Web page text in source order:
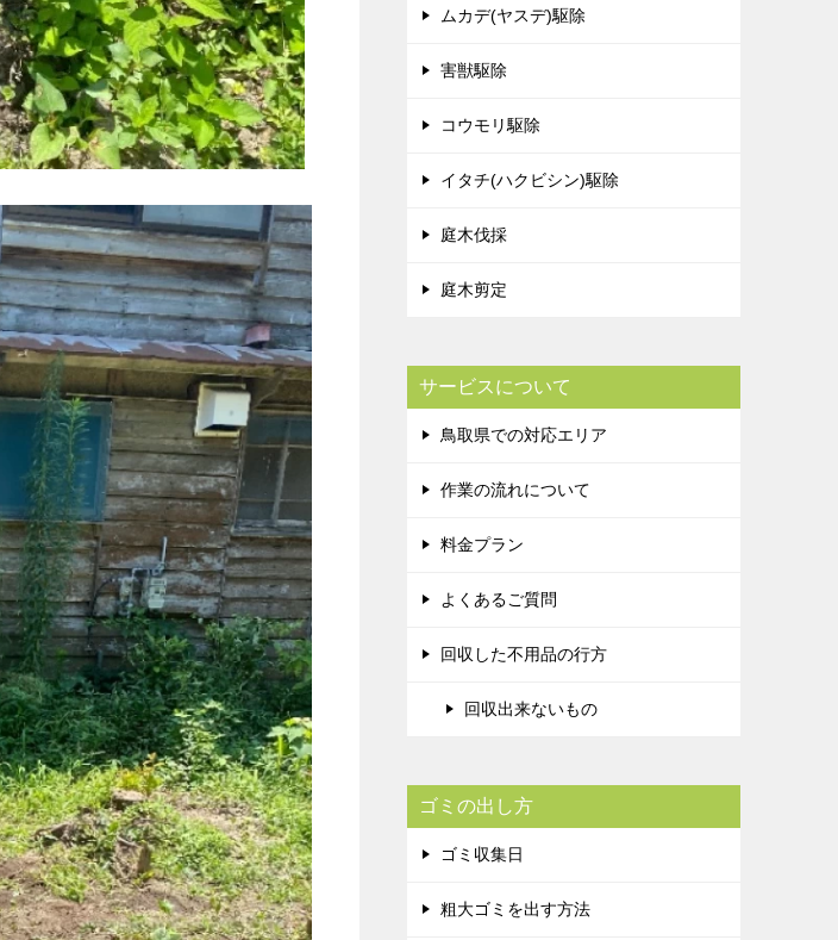
ムカデ(ヤスデ)駆除
害獣駆除
コウモリ駆除
イタチ(ハクビシン)駆除
庭木伐採
庭木剪定
サービスについて
鳥取県での対応エリア
作業の流れについて
料金プラン
よくあるご質問
回収した不用品の行方
回収出来ないもの
ゴミの出し方
ゴミ収集日
粗大ゴミを出す方法